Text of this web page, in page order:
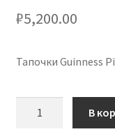
Юр. лицам
₽5,200.00
Тапочки Guinness
В